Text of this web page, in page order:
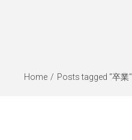
Home Posts tagged "卒業"